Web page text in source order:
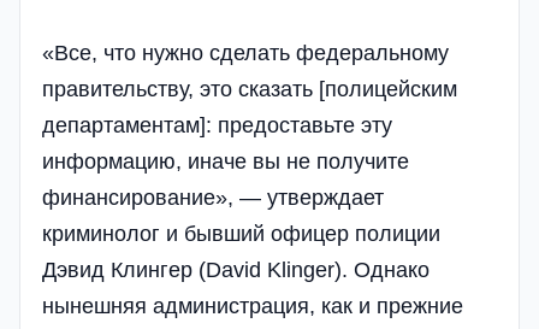
«Все, что нужно сделать федеральному
правительству, это сказать [полицейским
департаментам]: предоставьте эту
информацию, иначе вы не получите
финансирование», — утверждает
криминолог и бывший офицер полиции
Дэвид Клингер (David Klinger). Однако
нынешняя администрация, как и прежние